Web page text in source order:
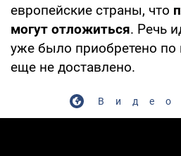
европейские страны, что
могут отложиться. Речь
уже было приобретено по
еще не доставлено.